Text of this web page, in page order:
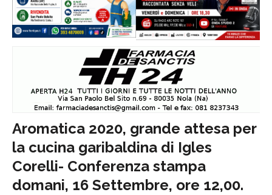
Aromatica 2020, grande attesa per
la cucina garibaldina di Igles
Corelli- Conferenza stampa
domani, 16 Settembre, ore 12,00.